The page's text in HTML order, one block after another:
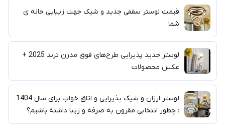
قیمت لوستر سقفی جدید و شیک جهت زیبایی خانه ی
شما
لوستر جدید پذیرایی طرح‌های فوق مدرن ترند 2025 +
عکس محصولات
لوستر ارزان و شیک پذیرایی و اتاق خواب برای سال 1404
: چطور انتخابی مقرون به صرفه و زیبا داشته باشیم؟